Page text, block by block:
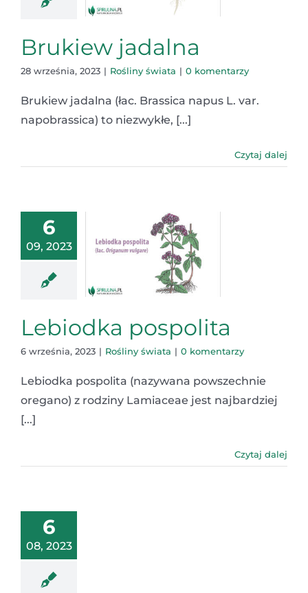
Brukiew jadalna
28 września, 2023 | Rośliny świata | 0 komentarzy
Brukiew jadalna (łac. Brassica napus L. var.
napobrassica) to niezwykłe, [...]
Czytaj dalej
6
09, 2023
Lebiodka pospolita
6 września, 2023 | Rośliny świata | 0 komentarzy
Lebiodka pospolita (nazywana powszechnie
oregano) z rodziny Lamiaceae jest najbardziej
[...]
Czytaj dalej
6
08, 2023